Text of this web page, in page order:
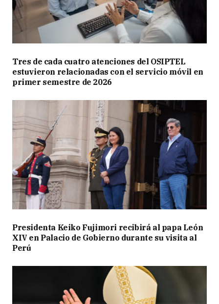
Tres de cada cuatro atenciones del OSIPTEL
estuvieron relacionadas con el servicio móvil en
primer semestre de 2026
Presidenta Keiko Fujimori recibirá al papa León
XIV en Palacio de Gobierno durante su visita al
Perú